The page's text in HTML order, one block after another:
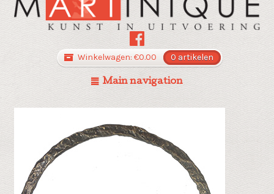
Winkelwagen: €0.00 0 artikelen
Main navigation